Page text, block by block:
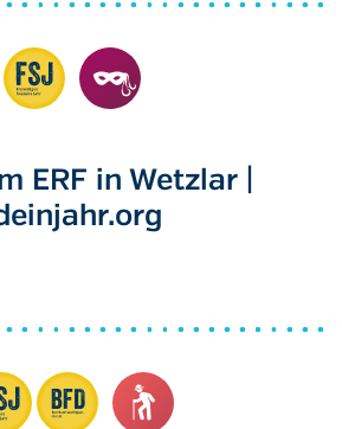
ERF in Wetzlar |